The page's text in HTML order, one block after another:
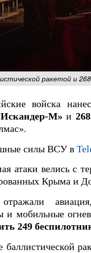
ракетой и
войска
М» и
силы ВСУ в
атаки велись с
Крыма и
и мобильные
249
баллистической